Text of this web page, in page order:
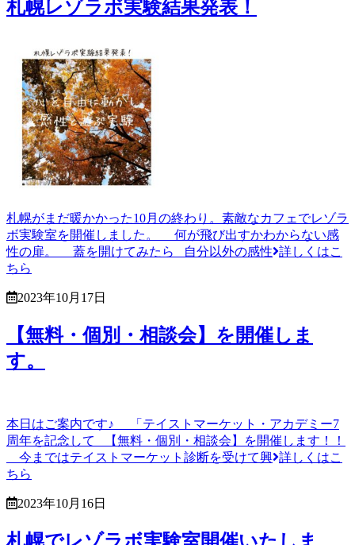
札幌レゾラボ実験結果発表！
札幌がまだ暖かかった10月の終わり。素敵なカフェでレゾラ
ボ実験室を開催しました。 何が飛び出すかわからない感
性の扉。 蓋を開けてみたら 自分以外の感性 詳しくはこ
ちら
2023年10月17日
【無料・個別・相談会】を開催しま
す。
本日はご案内です♪ 「テイストマーケット・アカデミー7
周年を記念して 【無料・個別・相談会】を開催します！！
今まではテイストマーケット診断を受けて興 詳しくはこ
ちら
2023年10月16日
札幌でレゾラボ実験室開催いたしま